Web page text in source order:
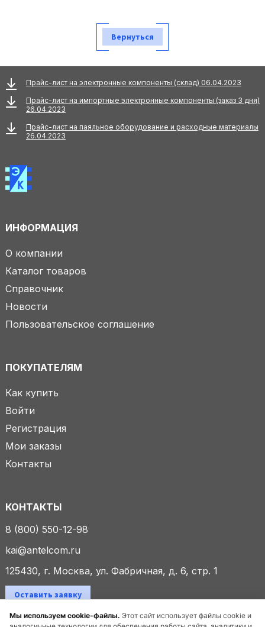
Мы используем cookie-файлы. Этот сайт использует файлы cookie и
Вернуться
Прайс-лист на электронные компоненты (склад) 06.04.2023
Прайс-лист на импортные электронные компоненты (заказ 3 дня)
26.04.2023
Прайс-лист на паяльное оборудование и расходные материалы
26.04.2023
ИНФОРМАЦИЯ
О компании
Каталог товаров
Справочник
Новости
Пользовательское соглашение
ПОКУПАТЕЛЯМ
Как купить
Войти
Регистрация
Мои заказы
Контакты
КОНТАКТЫ
8 (800) 550-12-98
kai@antelcom.ru
125430, г. Москва, ул. Фабричная, д. 6, стр. 1
Оставить заявку